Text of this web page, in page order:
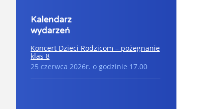
Kalendarz
wydarzeń
Koncert Dzieci Rodzicom – pożegnanie
klas 8
25 czerwca 2026r. o godzinie 17.00